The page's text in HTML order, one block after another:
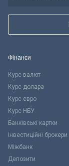
Фінанси
Курс валют
Курс долара
Курс євро
Курс НБУ
Банківські картки
Інвестиційні брокери
Міжбанк
Депозити